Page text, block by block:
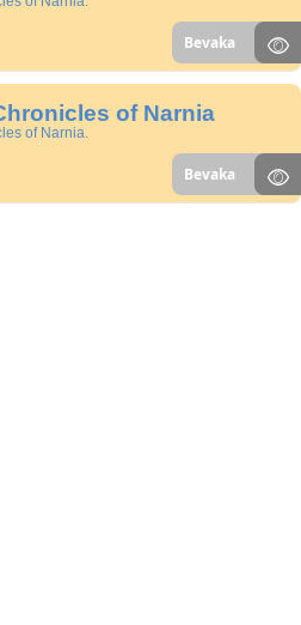
Bevaka
of Narnia
of Narnia.
Bevaka